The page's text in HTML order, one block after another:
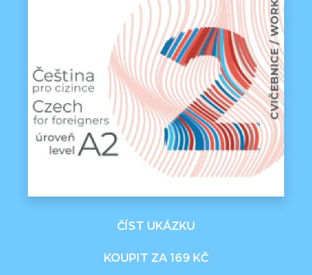
ČÍST UKÁZKU
KOUPIT ZA 169 KČ